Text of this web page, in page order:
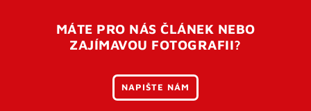
otevření tohoto odkazu se váš účet ověří a můžete se
přihlásit. Nezapomeňte zkontrolovat složku SPAM ve
MÁTE PRO NÁS ČLÁNEK NEBO
ZAJÍMAVOU FOTOGRAFII?
NAPIŠTE NÁM